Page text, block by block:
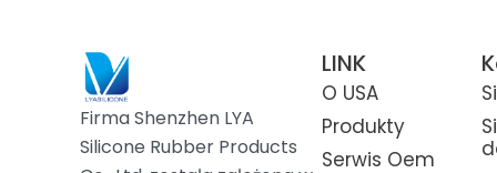
Firma Shenzhen LYA
Silicone Rubber Products
LINK
O USA
Produkty
Serwis Oem